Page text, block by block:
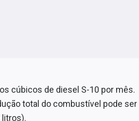
cúbicos de diesel S-10 por mês.
total do combustível pode ser